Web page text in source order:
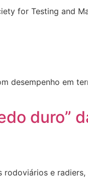
for Testing and
desempenho em
duro”
e